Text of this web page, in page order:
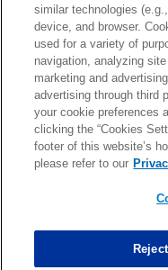
More NFL
TOP
PHOTO BY AP
similar technologies
device, and browser.
used for a variety of
navigation, analyzing
marketing and
advertising through third
your cookie preferences
clicking the “Cookies
footer of this website’s
please refer to our